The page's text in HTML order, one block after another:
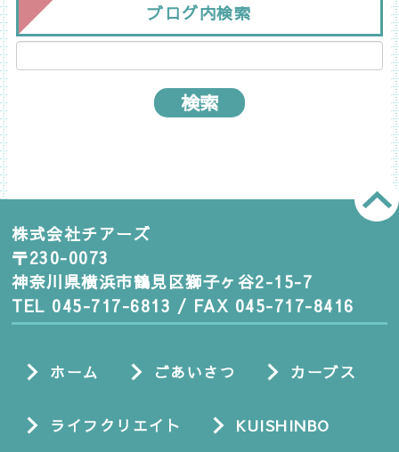
ブログ内検索
株式会社チアーズ
〒230-0073
神奈川県横浜市鶴見区獅子ヶ谷2-15-7
TEL 045-717-6813 / FAX 045-717-8416
ホーム ごあいさつ カーブス
ライフクリエイト KUISHINBO